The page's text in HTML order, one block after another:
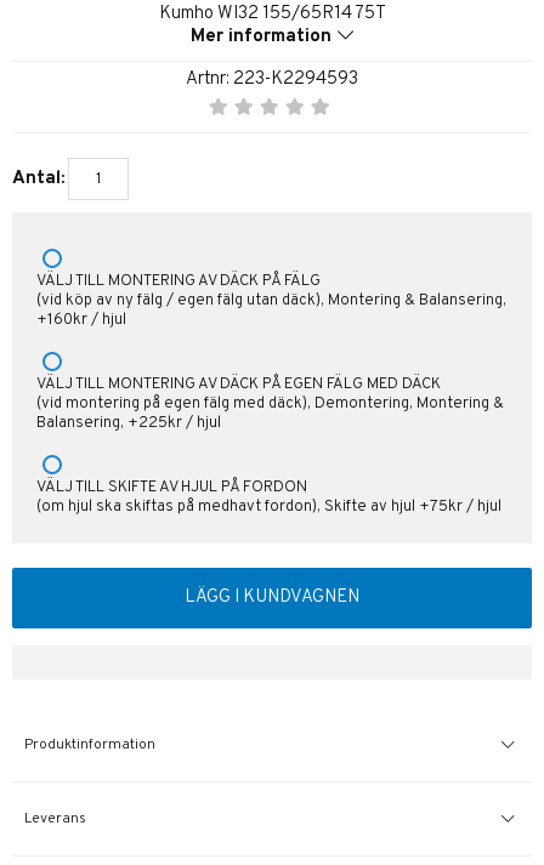
Kumho WI32 155/65R14 75T
Mer information
Artnr: 223-K2294593
Antal:
VÄLJ TILL MONTERING AV DÄCK PÅ FÄLG
(vid köp av ny fälg / egen fälg utan däck), Montering & Balansering,
+160kr / hjul
VÄLJ TILL MONTERING AV DÄCK PÅ EGEN FÄLG MED DÄCK
(vid montering på egen fälg med däck), Demontering, Montering &
Balansering, +225kr / hjul
VÄLJ TILL SKIFTE AV HJUL PÅ FORDON
(om hjul ska skiftas på medhavt fordon), Skifte av hjul +75kr / hjul
LÄGG I KUNDVAGNEN
Produktinformation
Leverans